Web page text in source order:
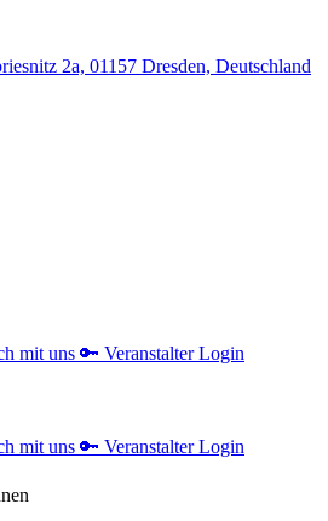
2a, 01157 Dresden, Deutschland
mit uns 🔑 Veranstalter Login
mit uns 🔑 Veranstalter Login